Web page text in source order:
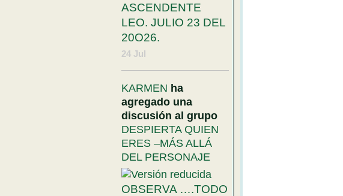
ASCENDENTE
LEO. JULIO 23 DEL
20O26.
24 Jul
KARMEN ha
agregado una
discusión al grupo
DESPIERTA QUIEN
ERES –MÁS ALLÁ
DEL PERSONAJE
OBSERVA ….TODO